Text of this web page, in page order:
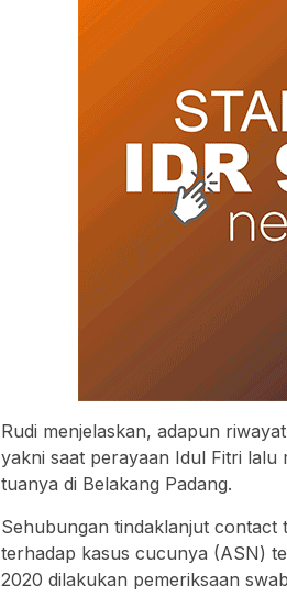
Rudi menjelaskan, adapun
yakni saat perayaan Idul Fitri
tuanya di Belakang Padang.
Sehubungan tindaklanjut contact
terhadap kasus cucunya (ASN)
2020 dilakukan pemeriksaan